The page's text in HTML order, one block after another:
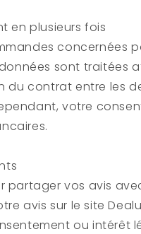
en plusieurs fois
concernées
sont traitées
du contrat entre les
votre
partager vos avis
avis sur le site
ou intérêt